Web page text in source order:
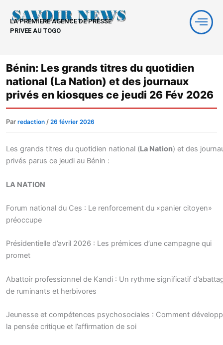
contenu
LA PREMIERE AGENCE DE PRESSE
PRIVEE AU TOGO
Bénin: Les grands titres du quotidien
national (La Nation) et des journaux
privés en kiosques ce jeudi 26 Fév 2026
Par redaction / 26 février 2026
Les grands titres du quotidien national (La Nation) et des
privés parus ce jeudi au Bénin :
LA NATION
Forum national du Ces : Le renforcement du «panier citoyen»
préoccupe
Présidentielle d’avril 2026 : Les prémices d’une campagne qui
promet
Abattoir professionnel de Kandi : Un rythme significatif
de ruminants et herbivores
Jeunesse et compétences psychosociales : Comment
la pensée critique et l’affirmation de soi